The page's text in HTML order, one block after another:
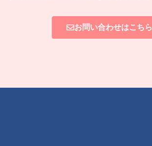
お問い合わせはこちら